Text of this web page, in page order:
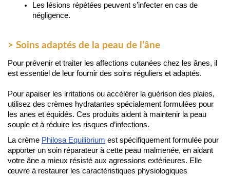
Les lésions répétées peuvent s’infecter en cas de
négligence.
> Soins adaptés de la peau de l’âne
Pour prévenir et traiter les affections cutanées chez les ânes, il
est essentiel de leur fournir des soins réguliers et adaptés.
Pour apaiser les irritations ou accélérer la guérison des plaies,
utilisez des crèmes hydratantes spécialement formulées pour
les anes et équidés. Ces produits aident à maintenir la peau
souple et à réduire les risques d’infections.
La crème Philosa Equilibrium est spécifiquement formulée pour
apporter un soin réparateur à cette peau malmenée, en aidant
votre âne a mieux résisté aux agressions extérieures. Elle
œuvre à restaurer les caractéristiques physiologiques